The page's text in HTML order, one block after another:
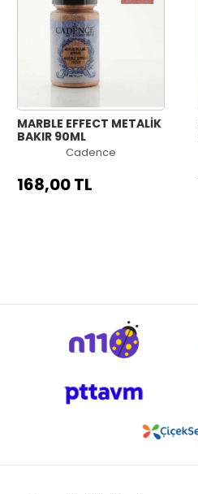
MARBLE EFFECT METALİK
BAKIR 90ML
Cadence
168,00 TL